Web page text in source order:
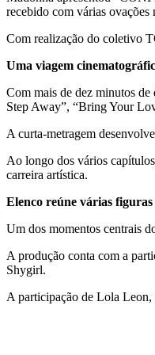
recebido com várias ovações
Com realização do coletivo
Uma viagem
Com mais de dez minutos
Step Away”, “Bring Your
A curta-metragem
Ao longo dos vários
carreira artística.
Elenco reúne várias
Um dos momentos centrais
A produção conta com a
Shygirl.
A participação de Lola Leon,